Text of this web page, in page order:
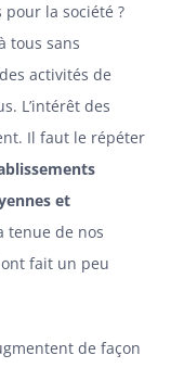
pour la société ?
tous sans
activités de
L’intérêt des
Il faut le répéter
et
tenue de nos
fait un peu
de façon